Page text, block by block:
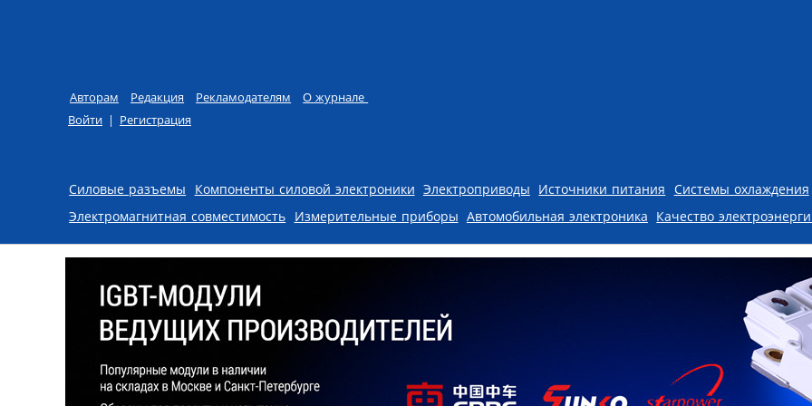
Авторам Редакция Рекламодателям
О журнале
Войти | Регистрация
Skip to content
Силовые разъемы Компоненты силовой электроники Электроприводы Источники питания Системы охлаждения
Электромагнитная совместимость Измерительные приборы Автомобильная электроника Качество